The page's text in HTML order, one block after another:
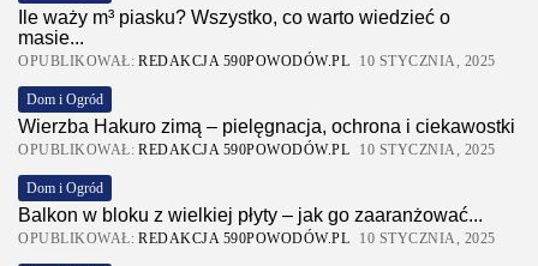
Ile waży m³ piasku? Wszystko, co warto wiedzieć o
masie...
OPUBLIKOWAŁ: REDAKCJA 590POWODÓW.PL 10 STYCZNIA, 2025
Dom i Ogród
Wierzba Hakuro zimą – pielęgnacja, ochrona i ciekawostki
OPUBLIKOWAŁ: REDAKCJA 590POWODÓW.PL 10 STYCZNIA, 2025
Dom i Ogród
Balkon w bloku z wielkiej płyty – jak go zaaranżować...
OPUBLIKOWAŁ: REDAKCJA 590POWODÓW.PL 10 STYCZNIA, 2025